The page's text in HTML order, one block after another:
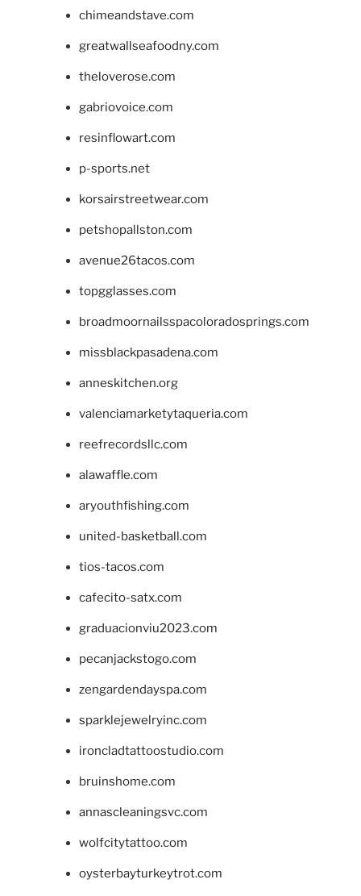
chimeandstave.com
greatwallseafoodny.com
theloverose.com
gabriovoice.com
resinflowart.com
p-sports.net
korsairstreetwear.com
petshopallston.com
avenue26tacos.com
topgglasses.com
broadmoornailsspacoloradosprings.com
missblackpasadena.com
anneskitchen.org
valenciamarketytaqueria.com
reefrecordsllc.com
alawaffle.com
aryouthfishing.com
united-basketball.com
tios-tacos.com
cafecito-satx.com
graduacionviu2023.com
pecanjackstogo.com
zengardendayspa.com
sparklejewelryinc.com
ironcladtattoostudio.com
bruinshome.com
annascleaningsvc.com
wolfcitytattoo.com
oysterbayturkeytrot.com